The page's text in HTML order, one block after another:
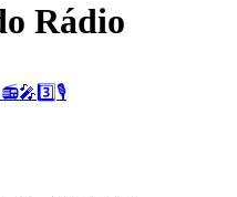
Rádio
📻🎤 3️⃣🎙️